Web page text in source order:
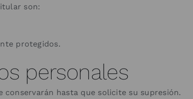
son:
protegidos.
personales
hasta que solicite su supresión.